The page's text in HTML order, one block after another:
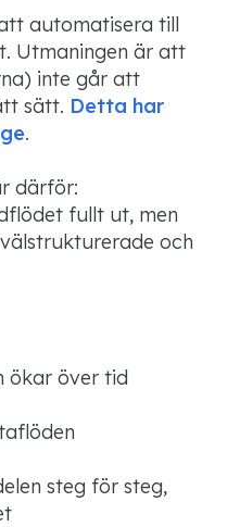
automatisera till
Utmaningen är att
inte går att
sätt. Detta har
.
därför:
fullt ut, men
och
ökar över tid
steg för steg,